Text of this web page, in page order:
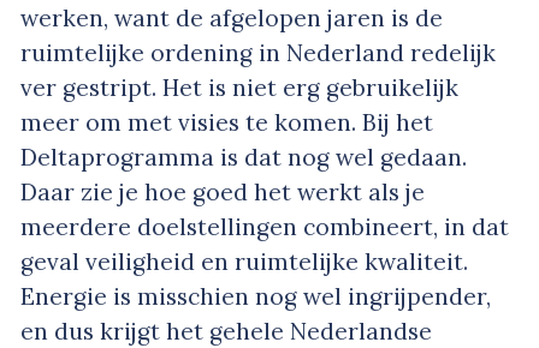
werken, want de afgelopen jaren is de
ruimtelijke ordening in Nederland redelijk
ver gestript. Het is niet erg gebruikelijk
meer om met visies te komen. Bij het
Deltaprogramma is dat nog wel gedaan.
Daar zie je hoe goed het werkt als je
meerdere doelstellingen combineert, in dat
geval veiligheid en ruimtelijke kwaliteit.
Energie is misschien nog wel ingrijpender,
en dus krijgt het gehele Nederlandse